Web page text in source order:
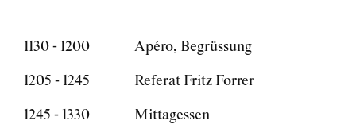
1130 - 1200 Apéro, Begrüssung
1205 - 1245 Referat Fritz Forrer
1245 - 1330 Mittagessen